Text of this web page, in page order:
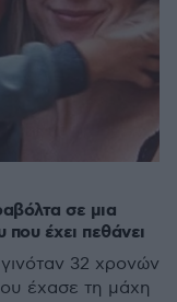
σε μια
που έχει πεθάνει
32 χρονών
έχασε τη μάχη